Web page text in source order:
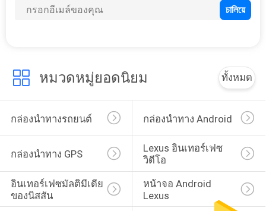
หมวดหมู่ยอดนิยม ทั้งหมด
กล่องนำทางรถยนต์ กล่องนำทาง Android
กล่องนำทาง GPS
Lexus อินเทอร์เฟซ
วิดีโอ
อินเทอร์เฟซมัลติมีเดีย
ของนิสสัน
หน้าจอ Android
Lexus